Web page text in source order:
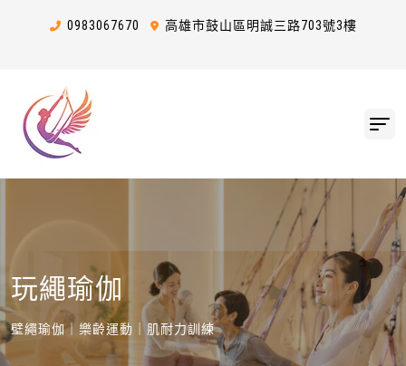
0983067670 高雄市鼓山區明誠三路703號3樓
玩繩瑜伽
壁繩瑜伽｜樂齡運動｜肌耐力訓練